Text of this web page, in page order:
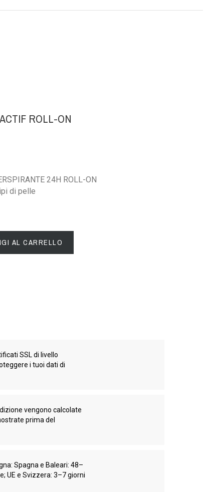
ROLL-ON
24H ROLL-ON
di pelle
AL CARRELLO
SSL di livello
i tuoi dati di
vengono calcolate
prima del
Spagna e Baleari: 48–
UE e Svizzera: 3–7 giorni